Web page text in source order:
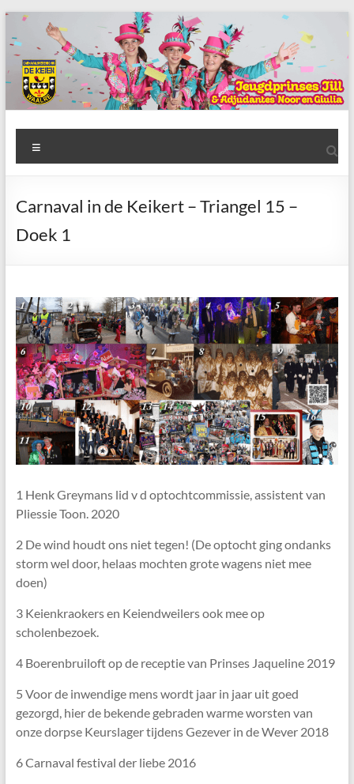
Ga
naar
de
inhoud
AWC
de
Keien
Algemene
Waalrese
Keien
Carnaval in de Keikert – Triangel 15 –
Doek 1
1 Henk Greymans lid v d optochtcommissie, assistent van
Pliessie Toon. 2020
2 De wind houdt ons niet tegen! (De optocht ging ondanks
storm wel door, helaas mochten grote wagens niet mee
doen)
3 Keienkraokers en Keiendweilers ook mee op
scholenbezoek.
4 Boerenbruiloft op de receptie van Prinses Jaqueline 2019
5 Voor de inwendige mens wordt jaar in jaar uit goed
gezorgd, hier de bekende gebraden warme worsten van
onze dorpse Keurslager tijdens Gezever in de Wever 2018
6 Carnaval festival der liebe 2016